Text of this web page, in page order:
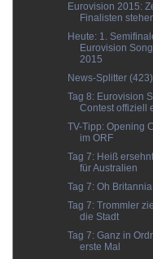
Eurovision 2015:
Finalisten
Heute: 1.
Eurovision
2015
News-Splitter (423)
Tag 8: Eurovision
Contest offiziell
TV-Tipp: Opening
im ORF
Tag 7: Heiß
für Australien
Tag 7: Oh
Tag 7: Trommler
die Stadt
Tag 7: Ganz in
erste Mal